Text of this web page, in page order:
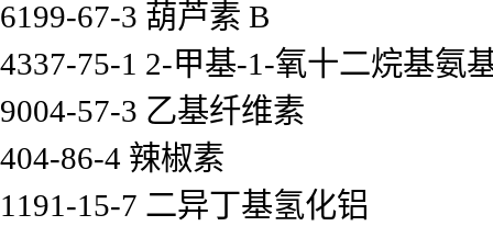
6199-67-3 葫芦素 B
4337-75-1 2-甲基-1-氧十二烷基氨
9004-57-3 乙基纤维素
404-86-4 辣椒素
1191-15-7 二异丁基氢化铝